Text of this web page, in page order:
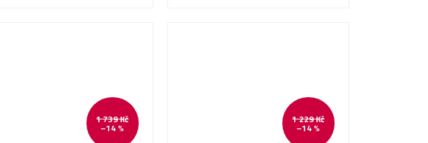
1 739 Kč
–14 %
1 229 Kč
–14 %